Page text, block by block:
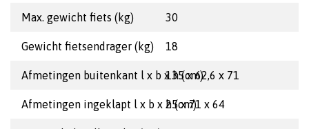
Max. gewicht fiets (kg) 30
Gewicht fietsendrager (kg) 18
Afmetingen buitenkant l x b x h (cm)135 x 62,6 x 71
Afmetingen ingeklapt l x b x h (cm)25 x 71 x 64